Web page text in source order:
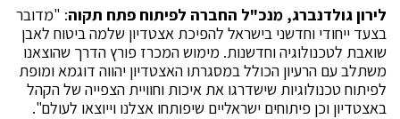
לירון גולדנברג, מנכ"ל החברה לפיתוח פתח תקוה: "מדובר
בצעד ייחודי וחדשני בישראל להפיכת אצטדיון שלמה ביטוח לאבן
שואבת לטכנולוגיה וחדשנות. מימוש המכרז פורץ הדרך שהוצאנו
משתלב עם הרעיון הכולל במסגרתו האצטדיון יהווה דוגמא ומופת
לפיתוח טכנולוגיות שישדרגו את איכות וחוויית הצפייה של הקהל
באצטדיון וכן פיתוחים ישראליים שיפותחו אצלנו וייוצאו לעולם".